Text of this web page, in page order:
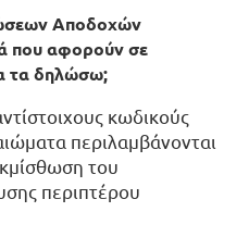
Αποδοχών
που αφορούν σε
τα δηλώσω;
κωδικούς
περιλαμβάνονται
του
περιπτέρου